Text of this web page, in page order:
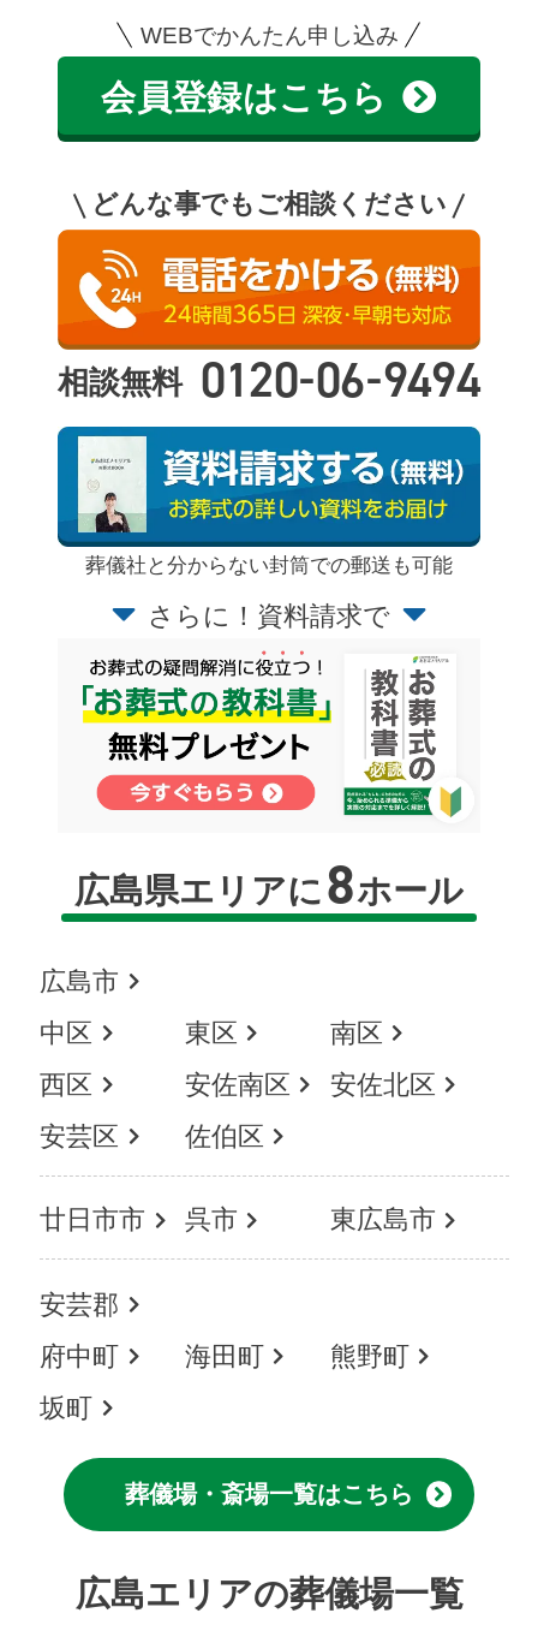
WEBでかんたん申し込み
会員登録はこちら
どんな事でもご相談ください
相談無料 0120-06-9494
葬儀社と分からない封筒での郵送も可能
さらに！資料請求で
広島県エリアに8ホール
広島市
中区
東区
南区
西区
安佐南区
安佐北区
安芸区
佐伯区
廿日市市 呉市 東広島市
安芸郡
府中町
海田町
熊野町
坂町
葬儀場・斎場一覧はこちら
広島エリアの葬儀場一覧